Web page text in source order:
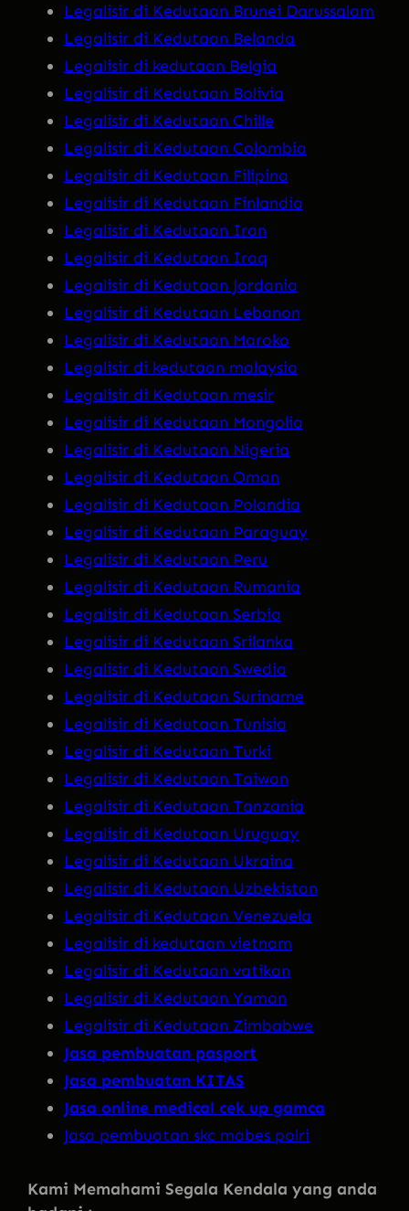
Legalisir di Kedutaan Brunei Darussalam
Legalisir di Kedutaan Belanda
Legalisir di kedutaan Belgia
Legalisir di Kedutaan Bolivia
Legalisir di Kedutaan Chille
Legalisir di Kedutaan Colombia
Legalisir di Kedutaan Filipina
Legalisir di Kedutaan Finlandia
Legalisir di Kedutaan Iran
Legalisir di Kedutaan Iraq
Legalisir di Kedutaan Jordania
Legalisir di Kedutaan Lebanon
Legalisir di Kedutaan Maroko
Legalisir di kedutaan malaysia
Legalisir di Kedutaan mesir
Legalisir di Kedutaan Mongolia
Legalisir di Kedutaan Nigeria
Legalisir di Kedutaan Oman
Legalisir di Kedutaan Polandia
Legalisir di Kedutaan Paraguay
Legalisir di Kedutaan Peru
Legalisir di Kedutaan Rumania
Legalisir di Kedutaan Serbia
Legalisir di Kedutaan Srilanka
Legalisir di Kedutaan Swedia
Legalisir di Kedutaan Suriname
Legalisir di Kedutaan Tunisia
Legalisir di Kedutaan Turki
Legalisir di Kedutaan Taiwan
Legalisir di Kedutaan Tanzania
Legalisir di Kedutaan Uruguay
Legalisir di Kedutaan Ukraina
Legalisir di Kedutaan Uzbekistan
Legalisir di Kedutaan Venezuela
Legalisir di kedutaan vietnam
Legalisir di Kedutaan vatikan
Legalisir di Kedutaan Yaman
Legalisir di Kedutaan Zimbabwe
Jasa pembuatan pasport
Jasa pembuatan KITAS
Jasa online medical cek up gamca
Jasa pembuatan skc mabes polri
Kami Memahami Segala Kendala yang anda